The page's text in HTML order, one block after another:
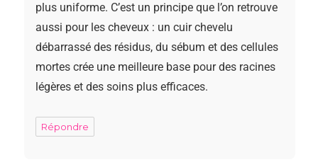
plus uniforme. C’est un principe que l’on retrouve
aussi pour les cheveux : un cuir chevelu
débarrassé des résidus, du sébum et des cellules
mortes crée une meilleure base pour des racines
légères et des soins plus efficaces.
Répondre